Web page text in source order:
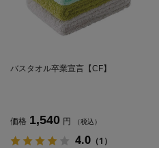
バスタオル卒業宣言【CF】
価格 1,540 円 （税込）
4.0 （1）